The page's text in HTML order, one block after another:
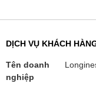
DỊCH VỤ KHÁCH
Tên doanh
nghiệp